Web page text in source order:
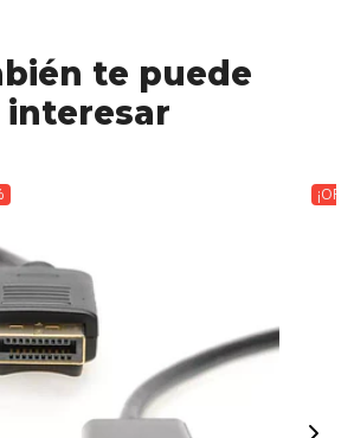
te puede
interesar